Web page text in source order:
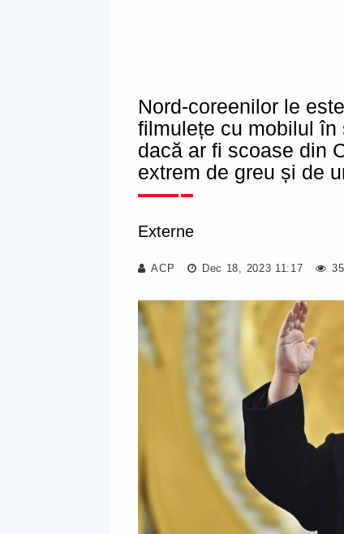
Nord-coreenilor le
filmulețe cu mobilul în
dacă ar fi scoase din
extrem de greu și de
Externe
ACP Dec 18, 2023 11:17